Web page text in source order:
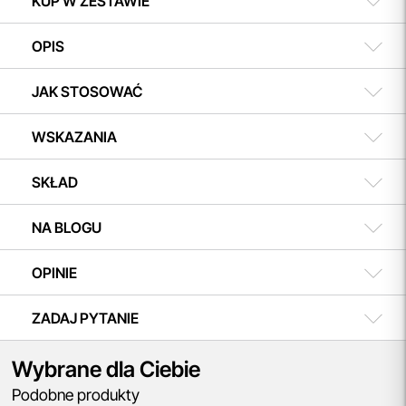
OPIS
JAK STOSOWAĆ
WSKAZANIA
SKŁAD
NA BLOGU
OPINIE
ZADAJ PYTANIE
Wybrane dla Ciebie
Podobne produkty